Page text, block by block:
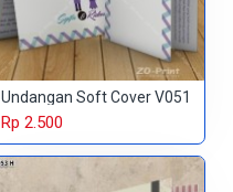
Undangan Soft Cover V051
Rp 2.500